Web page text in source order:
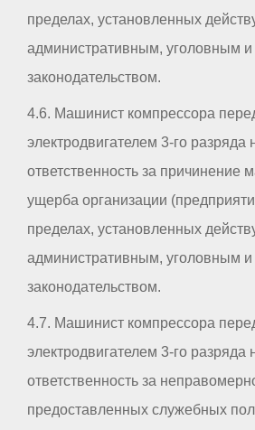
пределах, установленных
административным, уголовным и
законодательством.
4.6. Машинист компрессора
электродвигателем 3-го разряда
ответственность за причинение
ущерба организации
пределах, установленных
административным, уголовным и
законодательством.
4.7. Машинист компрессора
электродвигателем 3-го разряда
ответственность за
предоставленных служебных